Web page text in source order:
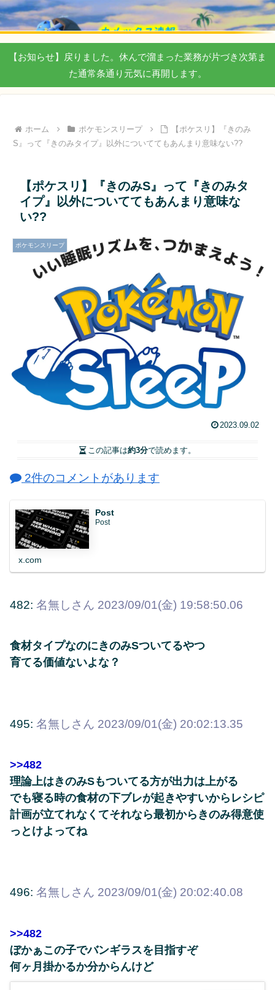
【お知らせ】戻りました。休んで溜まった業務が片づき次第ま
た通常条通り元気に再開します。
ホーム ポケモンスリープ
【ポケスリ】『きのみ
S』って『きのみタイプ』以外についててもあんまり意味ない??
【ポケスリ】『きのみS』って『きのみタ
イプ』以外についててもあんまり意味な
い??
ポケモンスリープ
2023.09.02
この記事は約3分で読めます。
2件のコメントがあります
Post
Post
x.com
482: 名無しさん 2023/09/01(金) 19:58:50.06
食材タイプなのにきのみSついてるやつ
育てる価値ないよな？
495: 名無しさん 2023/09/01(金) 20:02:13.35
>>482
理論上はきのみSもついてる方が出力は上がる
でも寝る時の食材の下ブレが起きやすいからレシピ
計画が立てれなくてそれなら最初からきのみ得意使
っとけよってね
496: 名無しさん 2023/09/01(金) 20:02:40.08
>>482
ぼかぁこの子でバンギラスを目指すぞ
何ヶ月掛かるか分からんけど